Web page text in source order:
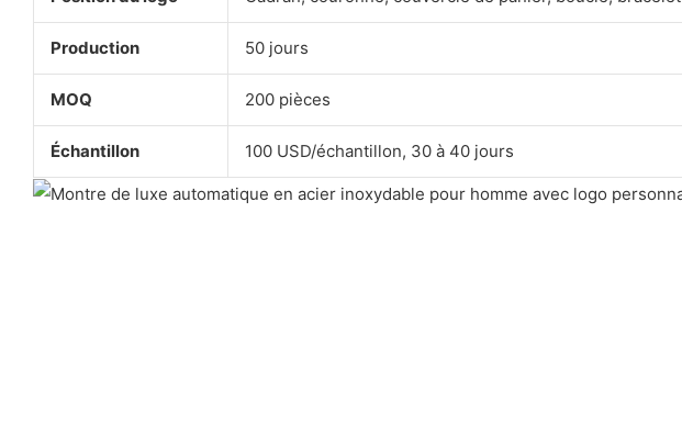
Production 50 jours
MOQ 200 pièces
Échantillon 100 USD/échantillon, 30 à 40 jours